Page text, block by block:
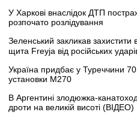
У Харкові внаслідок ДТП
розпочато розлідування
Зеленський закликав захистити
щита Freyja від російських
Україна придбає у Туреччини 70
установки M270
В Аргентині злодюжка-
дроти на великій висоті (ВІДЕО)